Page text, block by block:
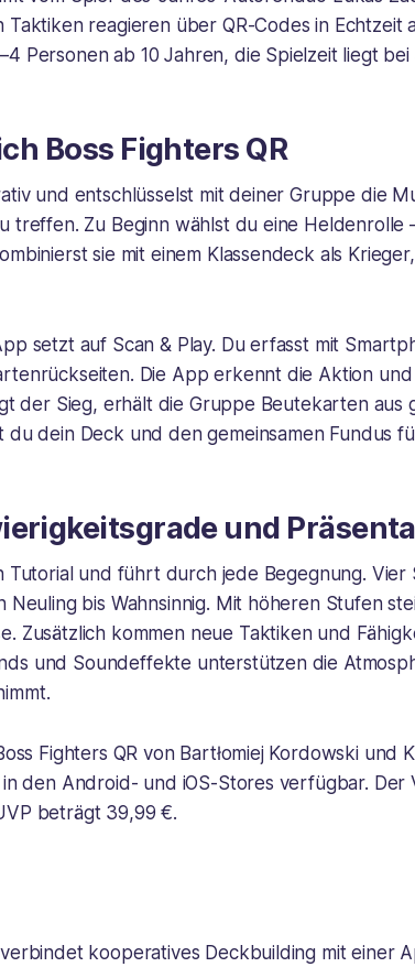
Taktiken reagieren über QR-Codes in Echtzeit
Personen ab 10 Jahren, die Spielzeit liegt
Boss Fighters QR
und entschlüsselst mit deiner Gruppe die
treffen. Zu Beginn wählst du eine Heldenrolle
sie mit einem Klassendeck als
setzt auf Scan & Play. Du erfasst mit
Die App erkennt die Aktion
der Sieg, erhält die Gruppe Beutekarten aus
du dein Deck und den gemeinsamen Fundus
und
Tutorial und führt durch jede Begegnung. Vier
Neuling bis Wahnsinnig. Mit höheren Stufen
Zusätzlich kommen neue Taktiken und
und Soundeffekte unterstützen die
Fighters QR von Bartłomiej Kordowski und
den Android- und iOS-Stores verfügbar. Der
beträgt 39,99 €.
verbindet kooperatives Deckbuilding mit einer